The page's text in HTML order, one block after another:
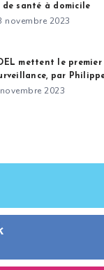
de santé à domicile
novembre 2023
mettent le
par
2023